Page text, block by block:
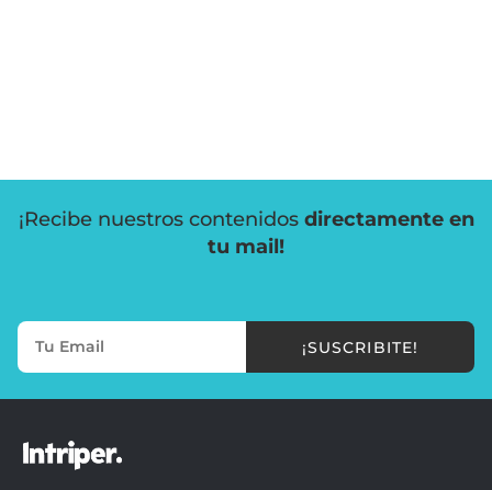
¡Recibe nuestros contenidos directamente en
tu mail!
¡SUSCRIBITE!